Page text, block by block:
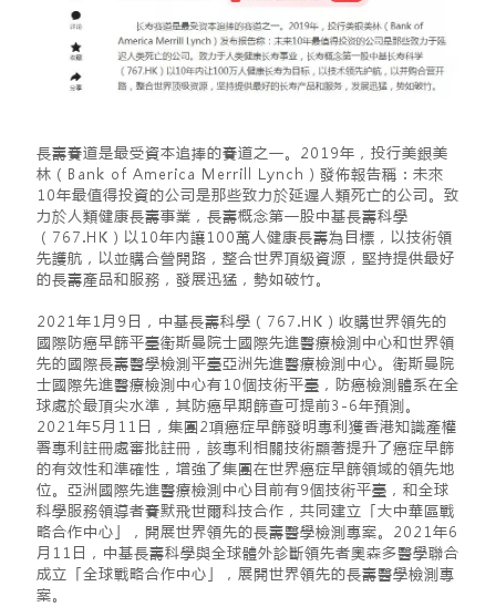
長壽賽道是最受資本追捧的賽道之一。2019年，投行美銀美
林（Bank of America Merrill Lynch）發佈報告稱：未來
10年最值得投資的公司是那些致力於延遲人類死亡的公司。致
力於人類健康長壽事業，長壽概念第一股中基長壽科學
（767.HK）以10年內讓100萬人健康長壽為目標，以技術領
先護航，以並購合營開路，整合世界頂級資源，堅持提供最好
的長壽產品和服務，發展迅猛，勢如破竹。
2021年1月9日，中基長壽科學（767.HK）收購世界領先的
國際防癌早篩平臺衛斯曼院士國際先進醫療檢測中心和世界領
先的國際長壽醫學檢測平臺亞洲先進醫療檢測中心。衛斯曼院
士國際先進醫療檢測中心有10個技術平臺，防癌檢測體系在全
球處於最頂尖水準，其防癌早期篩查可提前3-6年預測。
2021年5月11日，集團2項癌症早篩發明專利獲香港知識產權
署專利註冊處審批註冊，該專利相關技術顯著提升了癌症早篩
的有效性和準確性，增強了集團在世界癌症早篩領域的領先地
位。亞洲國際先進醫療檢測中心目前有9個技術平臺，和全球
科學服務領導者賽默飛世爾科技合作，共同建立「大中華區戰
略合作中心」，開展世界領先的長壽醫學檢測專案。2021年6
月11日，中基長壽科學與全球體外診斷領先者奧森多醫學聯合
成立「全球戰略合作中心」，展開世界領先的長壽醫學檢測專
案。